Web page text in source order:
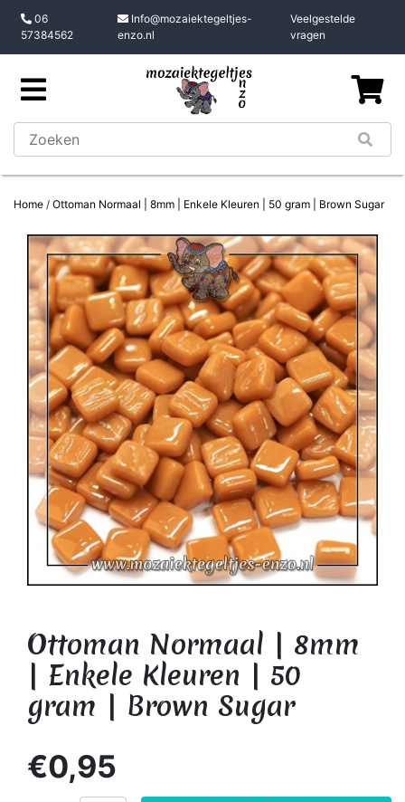
06
57384562
Info@mozaiektegeltjes-
enzo.nl
Veelgestelde
vragen
Home / Ottoman Normaal | 8mm | Enkele Kleuren | 50 gram | Brown Sugar
Ottoman Normaal | 8mm
| Enkele Kleuren | 50
gram | Brown Sugar
€0,95